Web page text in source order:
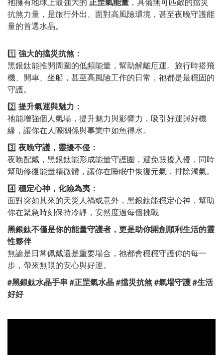
抗煞力量，是旅行外出、面對高風險環境，甚至夜晚守護能
量的首選水晶。
1️⃣ 強大的擋災抗煞：
黑銀鈦能推開周圍的低頻能量，幫助解離厄運。旅行時搭飛
機、開車、坐船，甚至高風險工作的日常，祂都是最穩固的
守護。
2️⃣ 提升氣運與魅力：
祂能增強個人氣場，提升魅力與影響力，吸引好運與好機
緣，讓你在人際關係與事業中如魚得水。
3️⃣ 夜晚守護，靈擾不侵：
夜晚配戴，黑銀鈦能形成能量守護圈，避免靈擾入侵，同時
幫助修復能量精微體，讓你在睡眠中恢復元氣，排除濁氣。
4️⃣ 穩定心神，化險為夷：
面對突如其來的天災人禍或意外，黑銀鈦能穩定心神，幫助
你在緊急時刻保持冷靜，安然度過每個挑戰
黑銀鈦不僅是你的能量守護者，更是助你開創順利生活的靈
性夥伴
無論是日常佩戴還是重要場合，祂都會穩穩守護你的每一
步，帶來無限的安心與好運。
#黑銀鈦水晶手串 #正罡氣水晶 #擋災抗煞 #氣場守護 #生活
好好